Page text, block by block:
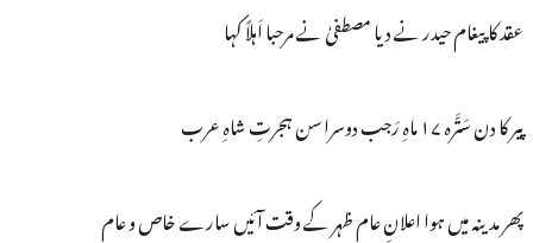
عقد کا پیغام حیدر نے دیا مصطفیٰ نے مرحبا اَہلاً کہا
پیر کا دن سَتَّرہ ۱۷ ماہِ رَجب دوسرا سن ہجرتِ شاہِ عرب
پھر مدینہ میں ہوا اعلانِ عام ظہر کے وقت آئیں سارے خاص و عام